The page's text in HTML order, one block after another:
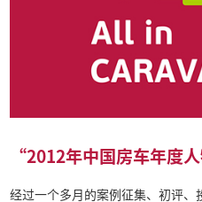
“2012年中国房车年度
经过一个多月的案例征集、初评、